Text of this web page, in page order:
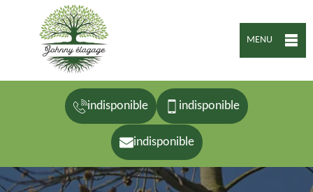
MENU
indisponible indisponible
indisponible